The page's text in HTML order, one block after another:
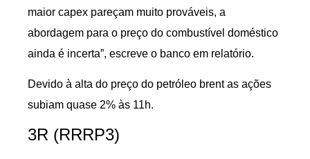
maior capex pareçam muito prováveis, a
abordagem para o preço do combustível doméstico
ainda é incerta”, escreve o banco em relatório.
Devido à alta do preço do petróleo brent as ações
subiam quase 2% às 11h.
3R (RRRP3)